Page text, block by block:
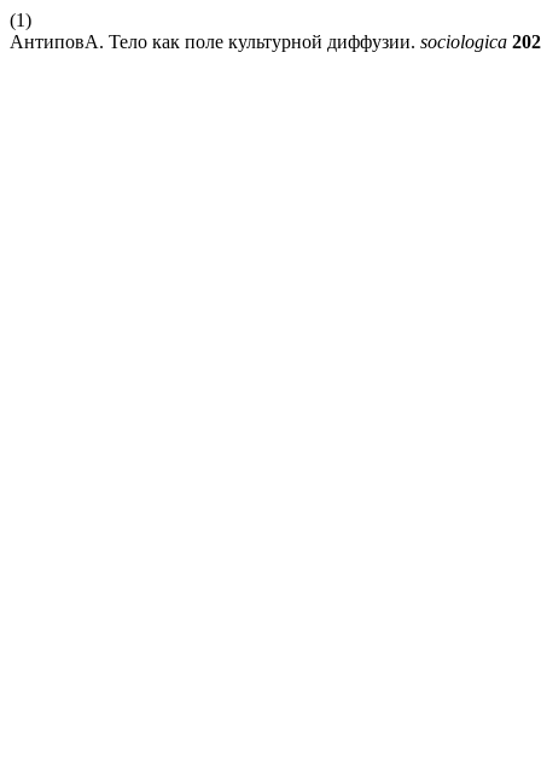
(1)
АнтиповА. Тело как поле культурной диффузии. sociologica